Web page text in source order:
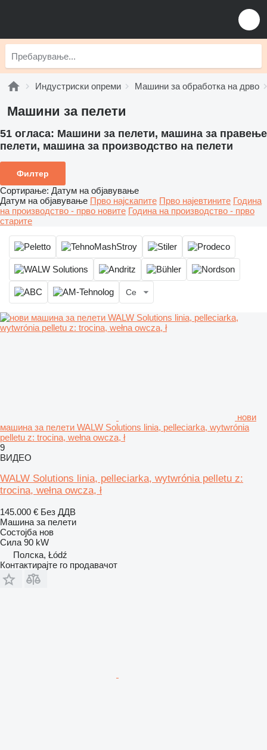
Индустриски опреми Машини за обработка на дрво
Машини за пелети
51 огласа: Машини за пелети, машина за правење
пелети, машина за производство на пелети
Филтер
Сортирање: Датум на објавување
Датум на објавување Прво најскапите Прво најевтините Година
на производство - прво новите Година на производство - прво
старите
Се
нови
машина за пелети WALW Solutions linia, pelleciarka, wytwrónia
pelletu z: trocina, wełna owcza, ł
9
ВИДЕО
WALW Solutions linia, pelleciarka, wytwrónia pelletu z:
trocina, wełna owcza, ł
145.000 € Без ДДВ
Машина за пелети
Состојба нов
Сила 90 kW
Полска, Łódź
Контактирајте го продавачот